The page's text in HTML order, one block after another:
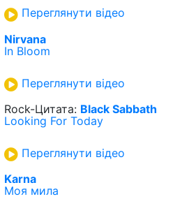
Переглянути відео
Nirvana
In Bloom
Переглянути відео
Rock-Цитата: Black Sabbath
Looking For Today
Переглянути відео
Karna
Моя мила